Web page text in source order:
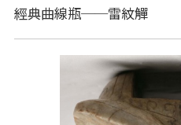
經典曲線瓶──雷紋觶